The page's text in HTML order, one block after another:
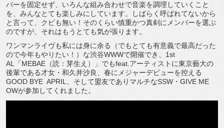
バーを固定せず、いろんな組み合わせで音楽を調理していくこと
を、みんなとても楽しみにしています。しばらく呼ばれてないから
と言って、クビも無い！そのくらい慎重かつ真剣にメンバーを選ぶ
のですが、それはもうとても気が張ります。
ワンマンライヴも私には身に余る（でもとても有意義で最高だった
ので今年もやりたい！）な渋谷WWWで開催でき、1st
AL「MEBAE（読：芽生え）」でもfeat.アーティストに東京藝大の
後輩である才女・和久井沙良、春にメジャーデビューを控える
GOOD BYE APRIL、そして盟友でありマルチなSSW・GIVE ME
OWが参加してくれました。